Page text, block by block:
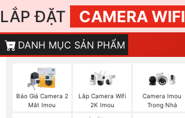
LẮP ĐẶT CAMERA WIFI
DANH MỤC SẢN PHẨM
Báo Giá Camera 2
Mắt Imou
Lắp Camera Wifi
2K Imou
Camera Imou
Trong Nhà